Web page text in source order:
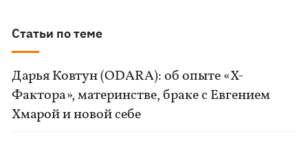
Статьи по теме
Дарья Ковтун (ODARA): об опыте «Х-
Фактора», материнстве, браке с Евгением
Хмарой и новой себе